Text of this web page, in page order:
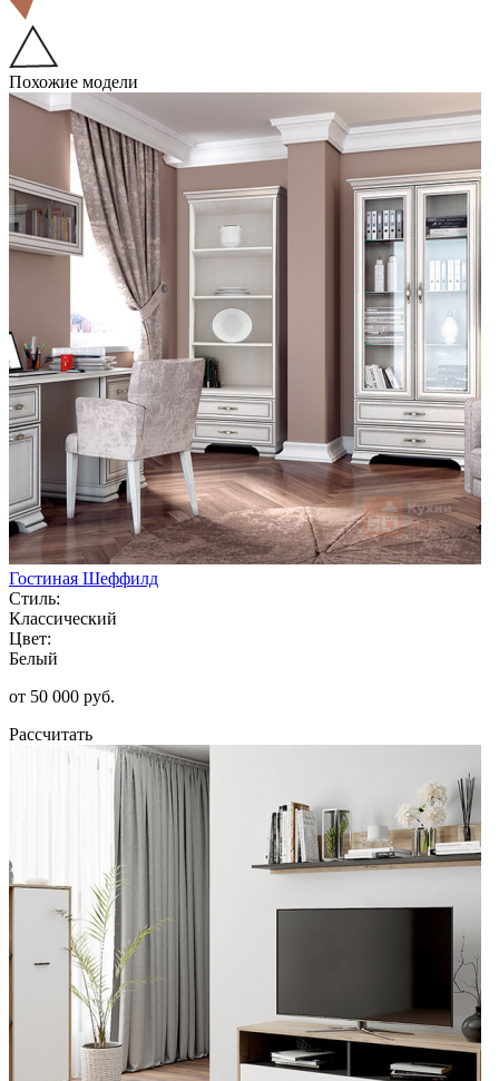
Похожие модели
Гостиная Шеффилд
Стиль:
Классический
Цвет:
Белый
от 50 000 руб.
Рассчитать